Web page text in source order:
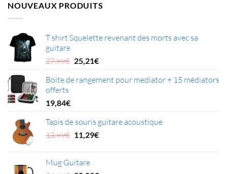
NOUVEAUX PRODUITS
T shirt Squelette revenant des morts avec sa
guitare
27,99€ Le
initial
25,21€Le
actuel
Boite de rangement pour mediator + 15 médiators
offerts
19,84€
Tapis de souris guitare acoustique
13,99€ Le
était :
11,29€Le
Mug Guitare